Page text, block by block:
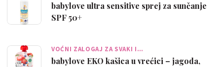
babylove ultra sensitive sprej za sunčanje
SPF 50+
VOĆNI ZALOGAJ ZA SVAKI I…
babylove EKO kašica u vrećici – jagoda,